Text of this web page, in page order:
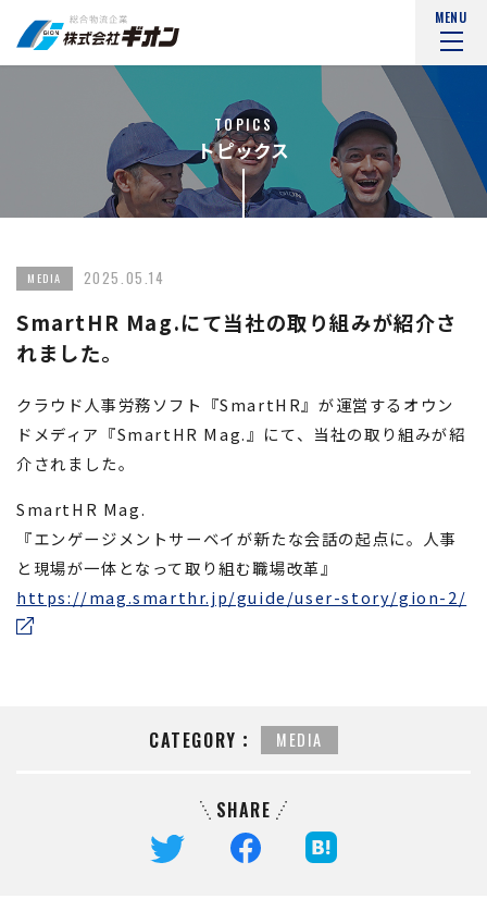
MENU
TOPICS
トピックス
MEDIA 2025.05.14
SmartHR Mag.にて当社の取り組みが紹介さ
れました。
クラウド人事労務ソフト『SmartHR』が運営するオウン
ドメディア『SmartHR Mag.』にて、当社の取り組みが紹
介されました。
SmartHR Mag.
『エンゲージメントサーベイが新たな会話の起点に。人事
と現場が一体となって取り組む職場改革』
https://mag.smarthr.jp/guide/user-story/gion-2/
CATEGORY： MEDIA
SHARE